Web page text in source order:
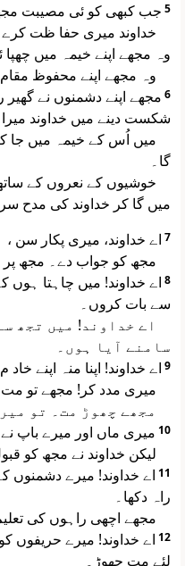
5 جب کبھی کو ئی مصیبت
خداوند میری حفا ظت کرے
وہ مجھے اپنے خیمہ میں چھپا
وہ مجھے اپنے محفوظ مقام
6 مجھے اپنے دشمنوں نے
شکست دینے میں خداوند میرا
میں اُس کے خیمہ میں جا
گا۔
خوشیوں کے نعروں کے
میں گا کر خداوند کی مدح
7 اے خداوند، میری پکار سن ،
مجھ کو جواب دے۔ مجھ
8 اے خداوند! میں چاہتا ہوں
سے بات کروں۔
اے خداوند! میں تجھ
سامنے آیا ہوں۔
9 اے خداوند! اپنا منہ اپنے
میری مدد کر! مجھے تو مت
مجھے چھوڑ مت۔ تو
10 میری ماں اور میرے باپ
لیکن خداوند نے مجھ کو قبول
11 اے خداوند! میرے
راہ دکھا۔
مجھے اچھی راہوں کی
12 اے خداوند! میرے
لئے مت چھوڑ۔